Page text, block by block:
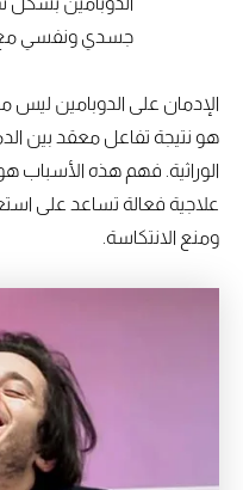
جسدي ونفسي مع
الإدمان على الدوبامين ليس
هو نتيجة تفاعل معقد بين
الوراثية. فهم هذه الأسباب
علاجية فعالة تساعد على
ومنع الانتكاسة.